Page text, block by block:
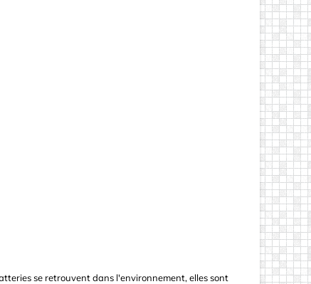
se retrouvent dans l'environnement, elles sont